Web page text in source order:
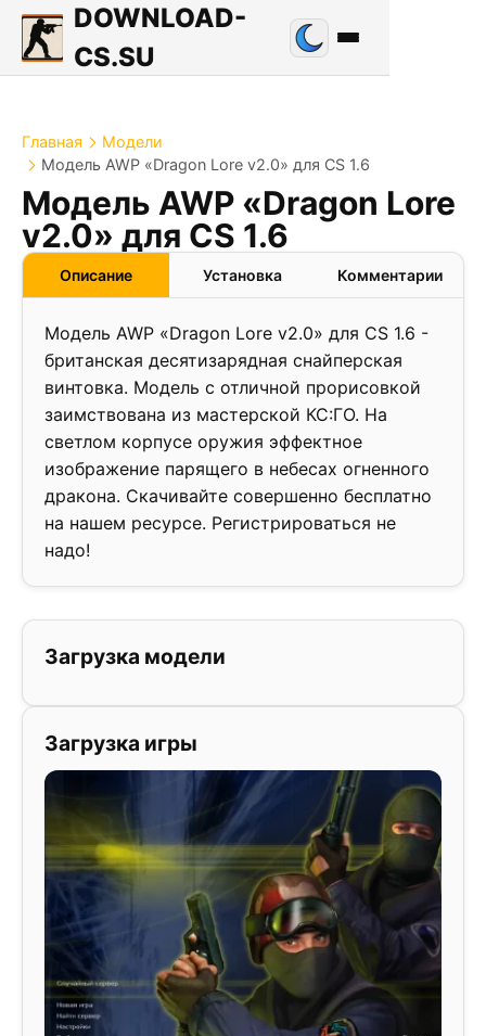
DOWNLOAD-
CS.SU
Главная
Модели
Модель AWP «Dragon Lore v2.0» для CS 1.6
Модель AWP «Dragon Lore
v2.0» для CS 1.6
Описание Установка Комментарии
Модель AWP «Dragon Lore v2.0» для CS 1.6 -
британская десятизарядная снайперская
винтовка. Модель с отличной прорисовкой
заимствована из мастерской КС:ГО. На
светлом корпусе оружия эффектное
изображение парящего в небесах огненного
дракона. Скачивайте совершенно бесплатно
на нашем ресурсе. Регистрироваться не
надо!
Загрузка модели
Загрузка игры